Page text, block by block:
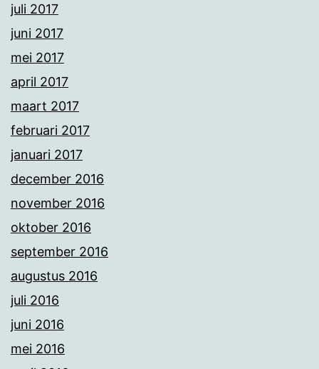
juli 2017
juni 2017
mei 2017
april 2017
maart 2017
februari 2017
januari 2017
december 2016
november 2016
oktober 2016
september 2016
augustus 2016
juli 2016
juni 2016
mei 2016